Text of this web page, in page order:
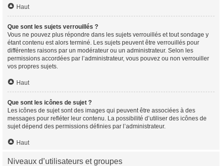
Haut
Que sont les sujets verrouillés ?
Vous ne pouvez plus répondre dans les sujets verrouillés et tout sondage y
étant contenu est alors terminé. Les sujets peuvent être verrouillés pour
différentes raisons par un modérateur ou un administrateur. Selon les
permissions accordées par l’administrateur, vous pouvez ou non verrouiller
vos propres sujets.
Haut
Que sont les icônes de sujet ?
Les icônes de sujet sont des images qui peuvent être associées à des
messages pour refléter leur contenu. La possibilité d’utiliser des icônes de
sujet dépend des permissions définies par l’administrateur.
Haut
Niveaux d’utilisateurs et groupes